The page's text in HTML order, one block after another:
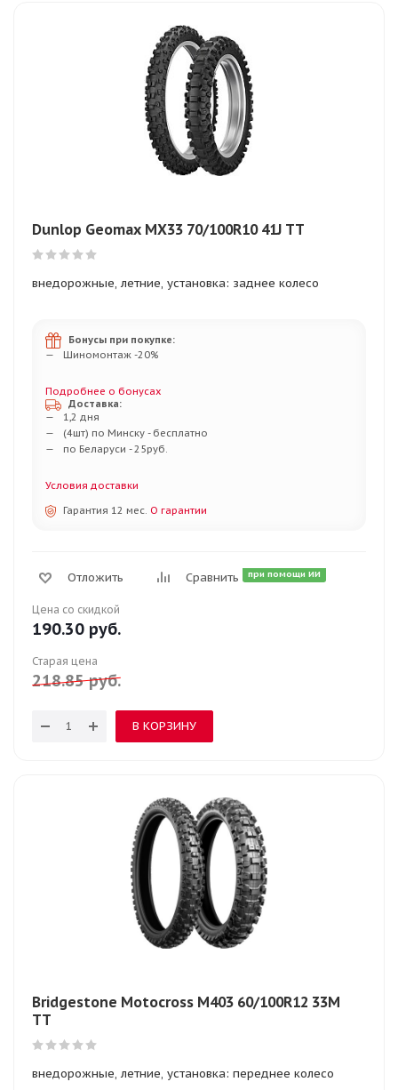
Dunlop Geomax MX33 70/100R10 41J TT
внедорожные, летние, установка: заднее колесо
Бонусы при покупке:
Шиномонтаж -20%
Подробнее о бонусах
Доставка:
1,2 дня
(4шт) по Минску - бесплатно
по Беларуси - 25руб.
Условия доставки
Гарантия 12 мес. О гарантии
Отложить Сравнить при помощи ИИ
Цена со скидкой
190.30 руб.
Старая цена
218.85руб.
В КОРЗИНУ
Bridgestone Motocross M403 60/100R12 33M
TT
внедорожные, летние, установка: переднее колесо